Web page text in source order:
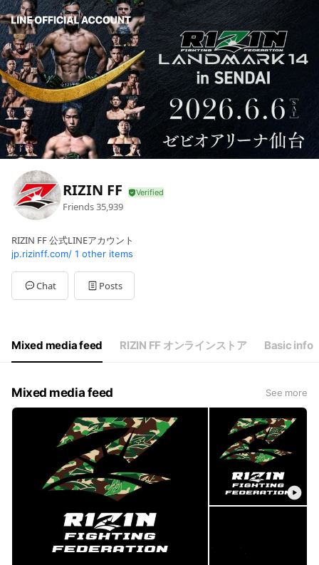
RIZIN FF
Friends35,939
RIZIN FF 公式LINEアカウント
jp.rizinff.com/ 1 other items
Chat Posts
Mixed media feed RIZIN FF オンラインストア Basic info
Mixed media feed See more